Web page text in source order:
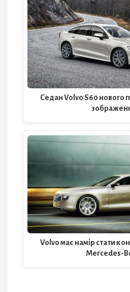
Седан Volvo S60 нового
Volvo має намір стати
Mercedes-